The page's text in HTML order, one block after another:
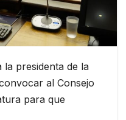
la presidenta de la
al Consejo
para que